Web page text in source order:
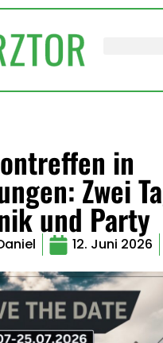
in
Zwei
und Party
12. Juni 2026